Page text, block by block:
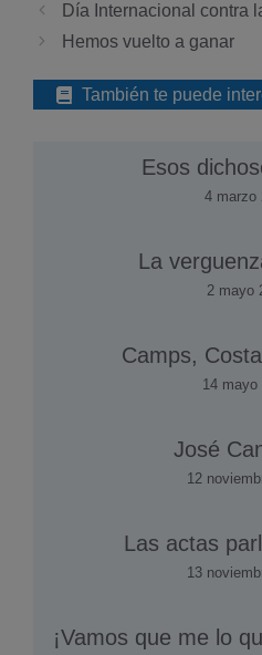
Dí­a Internacional contra
Hemos vuelto a ganar
También te puede
Esos
4 marzo
La
2 mayo
Camps,
14 mayo
José
12
Las actas
13
¡Vamos que me lo